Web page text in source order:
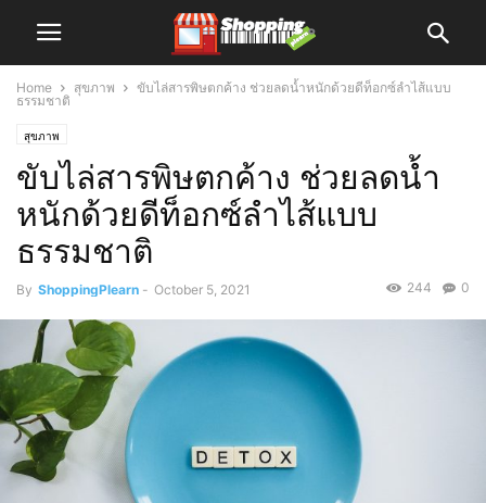
Home สุขภาพ
ขับไล่สารพิษตกค้าง ช่วยลดน้ำหนักด้วยดีท็อกซ์ลำไส้แบบ
ธรรมชาติ
สุขภาพ
ขับไล่สารพิษตกค้าง ช่วยลดน้ำ
หนักด้วยดีท็อกซ์ลำไส้แบบ
ธรรมชาติ
By ShoppingPlearn - October 5, 2021 0
244